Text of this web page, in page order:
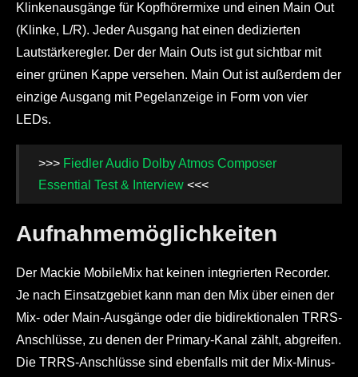
Klinkenausgänge für Kopfhörermixe und einen Main Out
(Klinke, L/R). Jeder Ausgang hat einen dedizierten
Lautstärkeregler. Der der Main Outs ist gut sichtbar mit
einer grünen Kappe versehen. Main Out ist außerdem der
einzige Ausgang mit Pegelanzeige in Form von vier
LEDs.
>>> Fiedler Audio Dolby Atmos Composer
Essential Test & Interview <<<
Aufnahmemöglichkeiten
Der Mackie MobileMix hat keinen integrierten Recorder.
Je nach Einsatzgebiet kann man den Mix über einen der
Mix- oder Main-Ausgänge oder die bidirektionalen TRRS-
Anschlüsse, zu denen der Primary-Kanal zählt, abgreifen.
Die TRRS-Anschlüsse sind ebenfalls mit der Mix-Minus-